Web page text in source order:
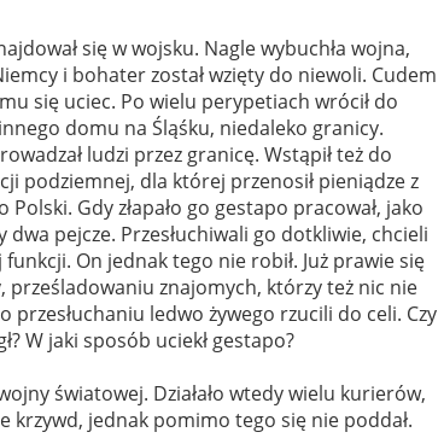
się w wojsku. Nagle wybuchła wojna,
i bohater został wzięty do niewoli. Cudem
się uciec. Po wielu perypetiach wrócił do
domu na Śląśku, niedaleko granicy.
ludzi przez granicę. Wstąpił też do
podziemnej, dla której przenosił pieniądze z
Polski. Gdy złapało go gestapo pracował, jako
pejcze. Przesłuchiwali go dotkliwie, chcieli
On jednak tego nie robił. Już prawie się
prześladowaniu znajomych, którzy też nic nie
przesłuchaniu ledwo żywego rzucili do celi. Czy
W jaki sposób uciekł gestapo?
światowej. Działało wtedy wielu kurierów,
krzywd, jednak pomimo tego się nie poddał.